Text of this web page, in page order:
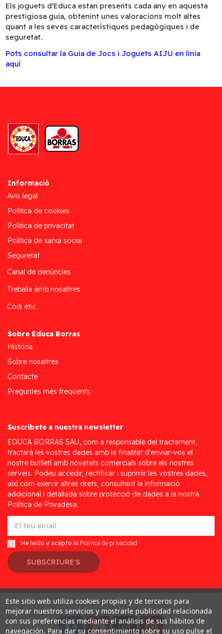
Els joguets d'Educa estan presents cada any en aquesta
prestigiosa guia, obtenint unes valoracions molt altes
quant a les seves característiques pedagògiques i de
seguretat.
Pots consultar la Guia de Jocs i Joguets AIJU en línia
aquí
Informació
Avís legal
Política de cookies
Política de privacitat
Política de xarxa social
Seguretat
Canal de denúncies
Treballa amb nosaltres
Codi ètic
Sobre Educa Borras
Història
Sobre nosaltres
Contacte
Preguntes més freqüents
Suscríbete a nuestra newsletter
EDUCA BORRAS SAU, com a responsable del tractament,
tractarà les vostres dades amb la finalitat d'enviar-vos el
nostre butlletí amb novetats comercials sobre els nostres
serveis. Podeu accedir, rectificar i suprimir les vostres dades,
així com exercir altres drets, consultant la informació
addicional i detallada sobre protecció de dades a la nostra
Política de Privadesa.
He leído y acepto la Política de privacidad
SUBSCRIURE'S
Desarrollado porAddis
Este sitio web utiliza cookies propias y de terceros para
mejorar nuestros servicios y mostrarle publicidad relacionada
con sus preferencias mediante el análisis de sus hábitos de
navegación. Para dar su consentimiento sobre su uso pulse el